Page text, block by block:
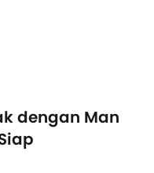
dengan Man